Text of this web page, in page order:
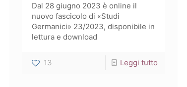
Dal 28 giugno 2023 è online il
nuovo fascicolo di «Studi
Germanici» 23/2023, disponibile in
lettura e download
13 Leggi tutto